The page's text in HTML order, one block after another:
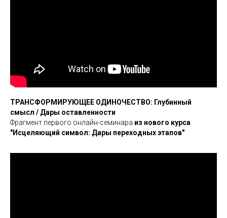
ТРАНСФОРМИРУЮЩЕЕ ОДИНОЧЕСТВО: Глубинный
смысл / Дары оставленности
Фрагмент первого онлайн-семинара из нового курса
"Исцеляющий символ: Дары переходных этапов"